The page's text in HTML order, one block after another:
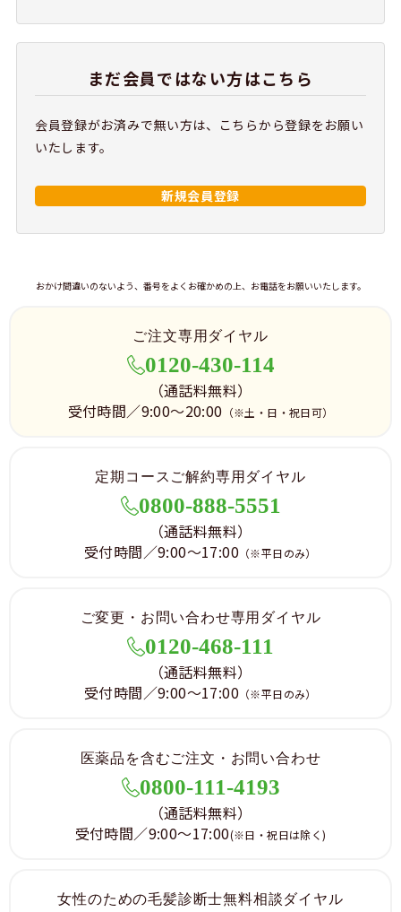
まだ会員ではない方はこちら
会員登録がお済みで無い方は、こちらから登録をお願い
いたします。
新規会員登録
おかけ間違いのないよう、番号をよくお確かめの上、お電話をお願いいたします。
ご注文専用ダイヤル
0120-430-114
（通話料無料）
受付時間／9:00～20:00 （※土・日・祝日可）
定期コースご解約専用ダイヤル
0800-888-5551
（通話料無料）
受付時間／9:00～17:00 （※平日のみ）
ご変更・お問い合わせ専用ダイヤル
0120-468-111
（通話料無料）
受付時間／9:00～17:00 （※平日のみ）
医薬品を含むご注文・お問い合わせ
0800-111-4193
（通話料無料）
受付時間／9:00～17:00(※日・祝日は除く)
女性のための毛髪診断士無料相談ダイヤル